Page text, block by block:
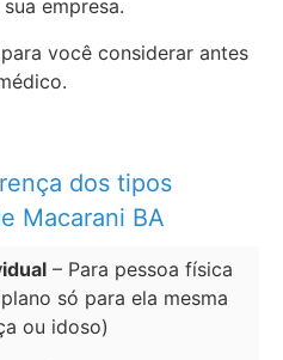
empresa.
você considerar antes
dos tipos
Macarani BA
– Para pessoa física
só para ela mesma
ou idoso)